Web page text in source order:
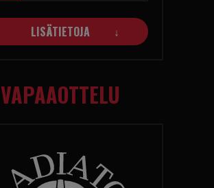
LISÄTIETOJA
VAPAAOTTELU